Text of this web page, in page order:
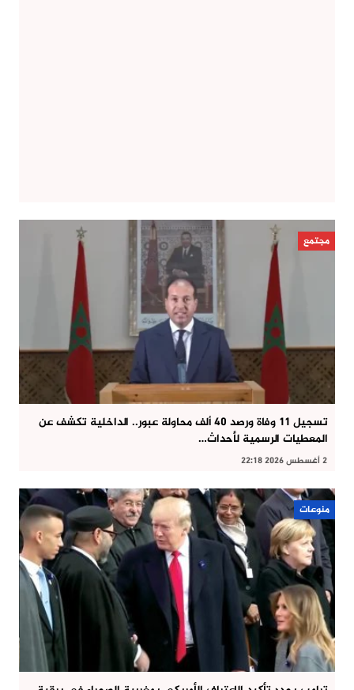
مجتمع
تسجيل 11 وفاة ورصد 40 ألف محاولة عبور.. الداخلية تكشف عن
المعطيات الرسمية لأحداث…
2 أغسطس 2026 22:18
منوعات